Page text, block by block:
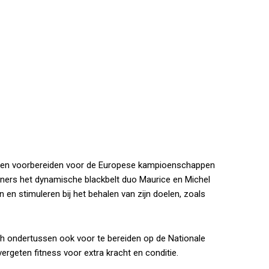
voorbereiden voor de Europese kampioenschappen
het dynamische blackbelt duo Maurice en Michel
stimuleren bij het behalen van zijn doelen, zoals
ondertussen ook voor te bereiden op de Nationale
fitness voor extra kracht en conditie.